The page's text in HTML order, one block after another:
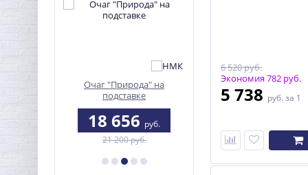
Очаг "Природа" на
подставке
18 656руб.
21 200 руб.
Печь отопительная
"Сибирь-Полигон"
7 540 руб.
6 520 руб.
Экономия 782 руб.
5 738 руб. за 1